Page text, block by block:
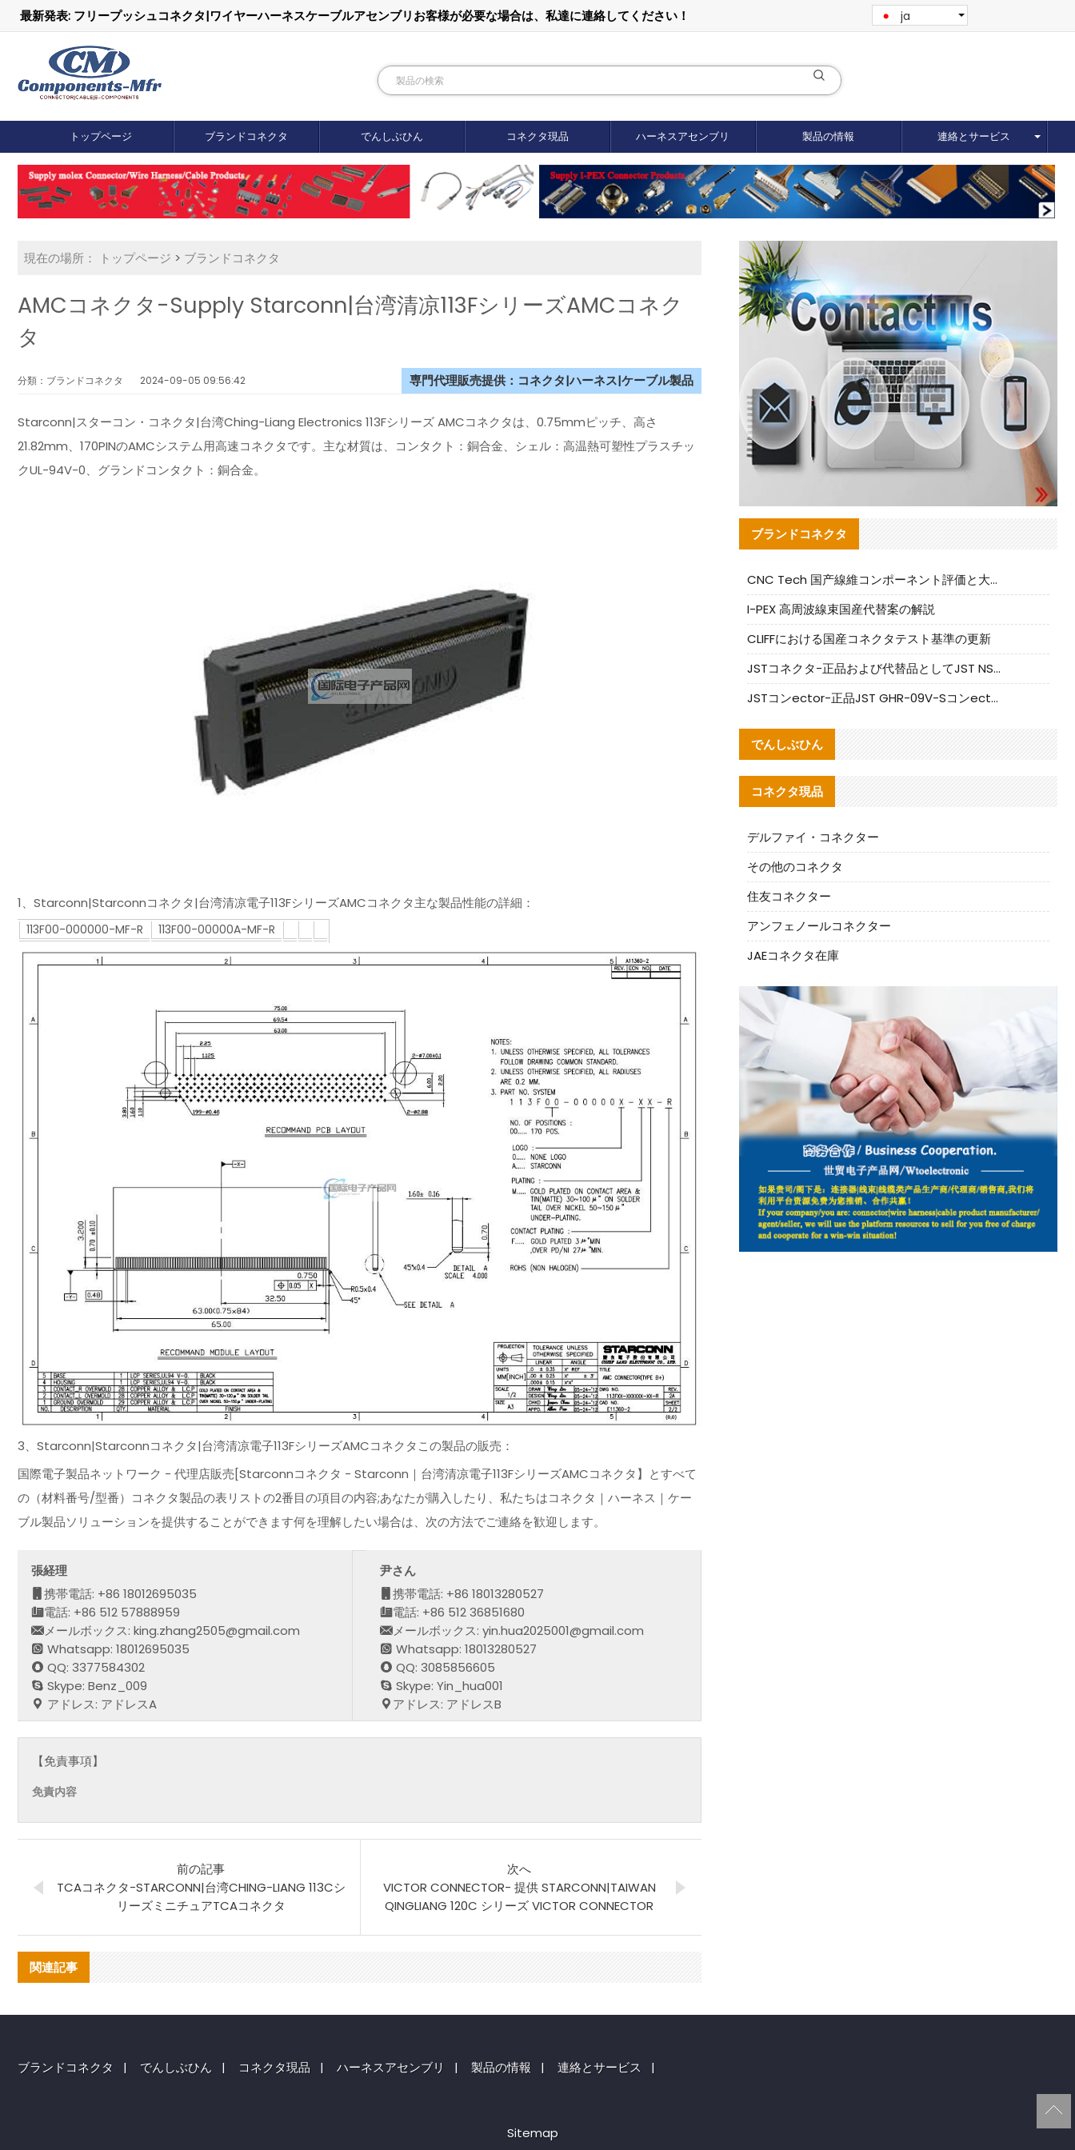
最新発表: フリープッシュコネクタ|ワイヤーハーネスケーブルアセンブリお客様が必要な場合は、私達に連絡してください！ ja
トップページ ブランドコネクタ でんしぶひん コネクタ現品 ハーネスアセンブリ 製品の情報 連絡とサービス
現在の場所： トップページ > ブランドコネクタ
AMCコネクタ-Supply Starconn|台湾清凉113FシリーズAMCコネク
タ
分類：ブランドコネクタ 2024-09-05 09:56:42 専門代理販売提供：コネクタ|ハーネス|ケーブル製品
Starconn|スターコン・コネクタ|台湾Ching-Liang Electronics 113Fシリーズ AMCコネクタは、0.75mmピッチ、高さ
21.82mm、170PINのAMCシステム用高速コネクタです。主な材質は、コンタクト：銅合金、シェル：高温熱可塑性プラスチッ
クUL-94V-0、グランドコンタクト：銅合金。
1、Starconn|Starconnコネクタ|台湾清凉電子113FシリーズAMCコネクタ主な製品性能の詳細：
113F00-000000-MF-R 113F00-00000A-MF-R
3、Starconn|Starconnコネクタ|台湾清凉電子113FシリーズAMCコネクタこの製品の販売：
国際電子製品ネットワーク - 代理店販売[Starconnコネクタ - Starconn｜台湾清凉電子113FシリーズAMCコネクタ】とすべて
の（材料番号/型番）コネクタ製品の表リストの2番目の項目の内容;あなたが購入したり、私たちはコネクタ｜ハーネス｜ケー
ブル製品ソリューションを提供することができます何を理解したい場合は、次の方法でご連絡を歓迎します。
張経理
携帯電話: +86 18012695035
電話: +86 512 57888959
メールボックス: king.zhang2505@gmail.com
Whatsapp: 18012695035
QQ: 3377584302
Skype: Benz_009
アドレス: アドレスA
尹さん
携帯電話: +86 18013280527
電話: +86 512 36851680
メールボックス: yin.hua2025001@gmail.com
Whatsapp: 18013280527
QQ: 3085856605
Skype: Yin_hua001
アドレス: アドレスB
【免責事項】
免責内容
前の記事
TCAコネクタ-STARCONN|台湾CHING-LIANG 113Cシ
リーズミニチュアTCAコネクタ
次へ
VICTOR CONNECTOR- 提供 STARCONN|TAIWAN
QINGLIANG 120C シリーズ VICTOR CONNECTOR
関連記事
ブランドコネクタ
CNC Tech 国产線維コンポーネント評価と大量生産適合ガイド
I-PEX 高周波線束国産代替案の解説
CLIFFにおける国産コネクタテスト基準の更新
JSTコネクタ-正品および代替品としてJST NSHR-02V-Sコネクタを提供します
JSTコンector-正品JST GHR-09V-Sコンector|代替品提供
でんしぶひん
コネクタ現品
デルファイ・コネクター
その他のコネクタ
住友コネクター
アンフェノールコネクター
JAEコネクタ在庫
ブランドコネクタ | でんしぶひん | コネクタ現品 | ハーネスアセンブリ | 製品の情報 | 連絡とサービス |
Sitemap